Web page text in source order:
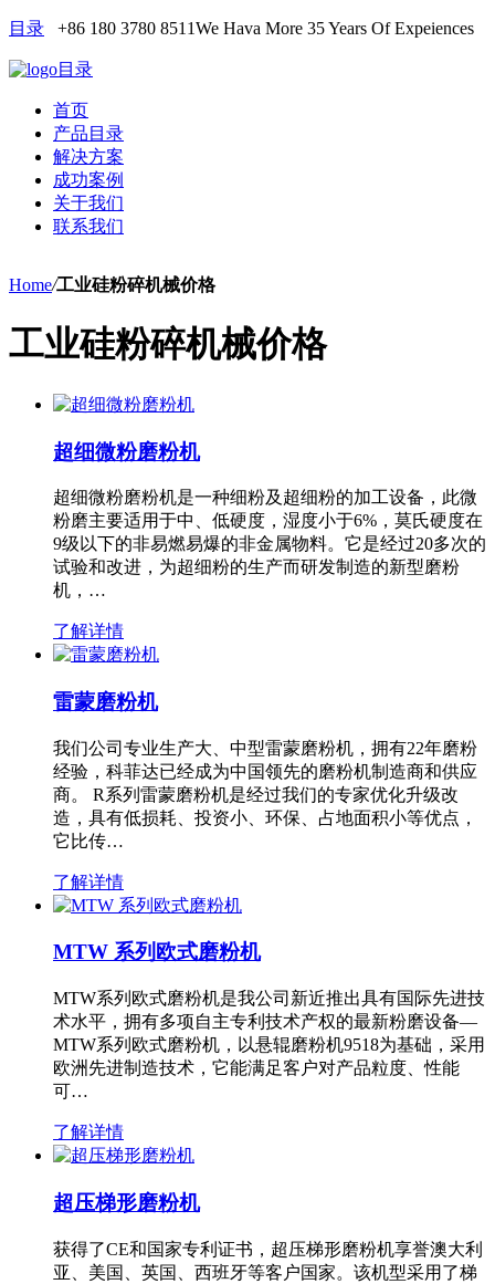
目录 +86 180 3780 8511We Hava More 35 Years Of Expeiences
目录
首页
产品目录
解决方案
成功案例
关于我们
联系我们
Home/工业硅粉碎机械价格
工业硅粉碎机械价格
超细微粉磨粉机
超细微粉磨粉机是一种细粉及超细粉的加工设备，此微
粉磨主要适用于中、低硬度，湿度小于6%，莫氏硬度在
9级以下的非易燃易爆的非金属物料。它是经过20多次的
试验和改进，为超细粉的生产而研发制造的新型磨粉
机，…
了解详情
雷蒙磨粉机
我们公司专业生产大、中型雷蒙磨粉机，拥有22年磨粉
经验，科菲达已经成为中国领先的磨粉机制造商和供应
商。 R系列雷蒙磨粉机是经过我们的专家优化升级改
造，具有低损耗、投资小、环保、占地面积小等优点，
它比传…
了解详情
MTW 系列欧式磨粉机
MTW系列欧式磨粉机是我公司新近推出具有国际先进技
术水平，拥有多项自主专利技术产权的最新粉磨设备—
MTW系列欧式磨粉机，以悬辊磨粉机9518为基础，采用
欧洲先进制造技术，它能满足客户对产品粒度、性能
可…
了解详情
超压梯形磨粉机
获得了CE和国家专利证书，超压梯形磨粉机享誉澳大利
亚、美国、英国、西班牙等客户国家。该机型采用了梯